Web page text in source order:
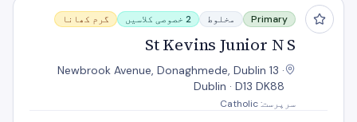
Primary مخلوط 2 خصوصی کلاسیں گرم کھانا
St Kevins Junior N S
Newbrook Avenue, Donaghmede, Dublin 13 ·
Dublin · D13 DK88
سرپرست: Catholic